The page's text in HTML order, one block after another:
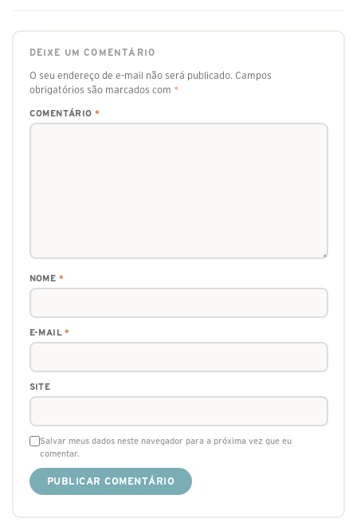
DEIXE UM COMENTÁRIO
O seu endereço de e-mail não será publicado. Campos
obrigatórios são marcados com *
COMENTÁRIO *
NOME *
E-MAIL*
SITE
Salvar meus dados neste navegador para a próxima vez que eu
comentar.